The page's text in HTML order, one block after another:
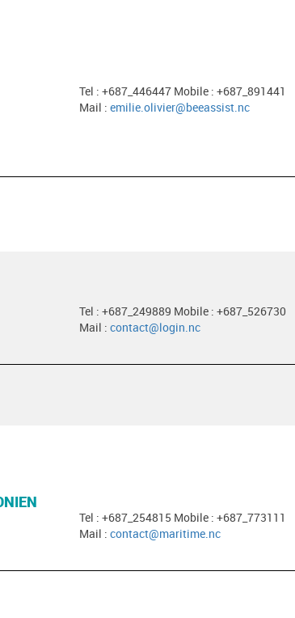
Tel : +687_446447 Mobile : +687_891441
Mail : emilie.olivier@beeassist.nc
Tel : +687_249889 Mobile : +687_526730
Mail : contact@login.nc
Tel : +687_254815 Mobile : +687_773111
Mail : contact@maritime.nc